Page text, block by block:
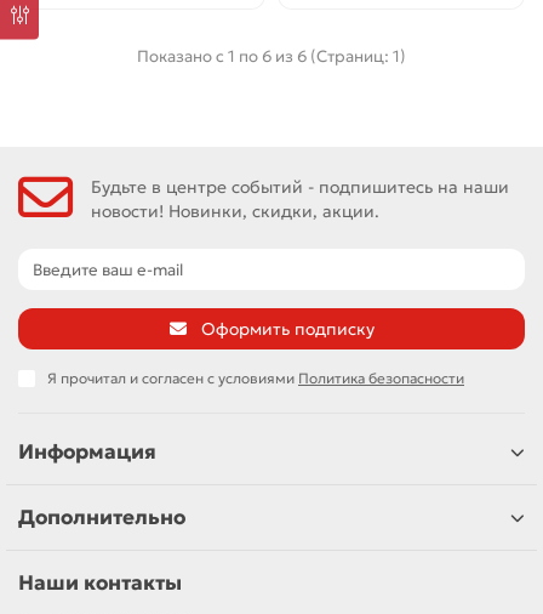
Показано с 1 по 6 из 6 (Страниц: 1)
Будьте в центре событий - подпишитесь на наши
новости! Новинки, скидки, акции.
Оформить подписку
Я прочитал и согласен с условиями Политика безопасности
Информация
Дополнительно
Наши контакты